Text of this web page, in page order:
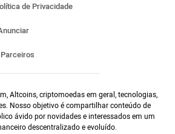
de Privacidade
Parceiros
Altcoins, criptomoedas em geral, tecnologias,
Nosso objetivo é compartilhar conteúdo de
ávido por novidades e interessados em um
descentralizado e evoluído.